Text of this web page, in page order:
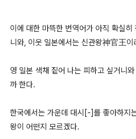
이에 대한 마뜩한 번역어가 아직 확실히
니와, 이웃 일본에서는 신관왕神官王이
영 일본 색채 짙어 나는 피하고 싶거니
까 한다.
한국에서는 가운데 대시[-]를 좋아하지
왕이 어떤지 모르겠다.